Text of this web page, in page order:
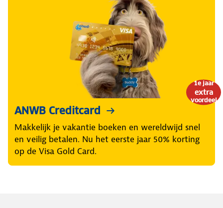
1e jaar
extra
voordeel
ANWB Creditcard
Makkelijk je vakantie boeken en wereldwijd snel
en veilig betalen. Nu het eerste jaar 50% korting
op de Visa Gold Card.